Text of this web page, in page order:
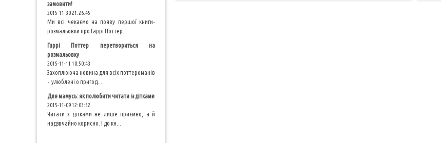
замовити!
2015-11-30 21:26:45
Ми всі чекаємо на появу першої книги-
розмальовки про Гаррі Поттер...
Гаррі Поттер перетвориться на
розмальовку
2015-11-11 10:50:43
Захоплююча новина для всіх поттероманів
- улюблені о пригод...
Для мамусь: як полюбити читати із дітками
2015-11-09 12:03:32
Читати з дітками не лише приємно, а й
надзвчайно корисно. І до кн...